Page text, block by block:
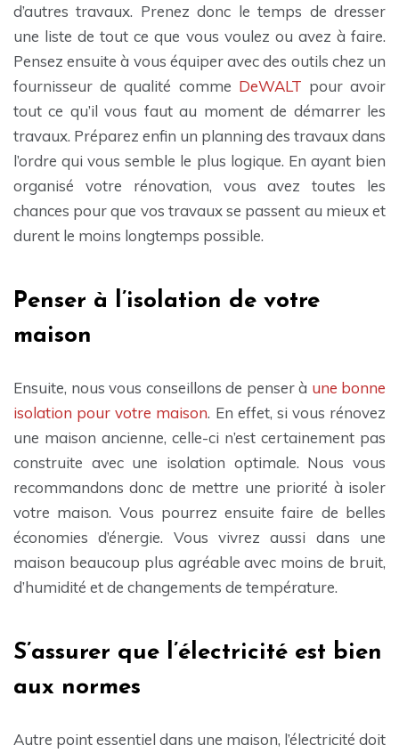
d’autres travaux. Prenez donc le temps de dresser
une liste de tout ce que vous voulez ou avez à faire.
Pensez ensuite à vous équiper avec des outils chez un
fournisseur de qualité comme DeWALT pour avoir
tout ce qu’il vous faut au moment de démarrer les
travaux. Préparez enfin un planning des travaux dans
l’ordre qui vous semble le plus logique. En ayant bien
organisé votre rénovation, vous avez toutes les
chances pour que vos travaux se passent au mieux et
durent le moins longtemps possible.
Penser à l’isolation de votre
maison
Ensuite, nous vous conseillons de penser à une bonne
isolation pour votre maison. En effet, si vous rénovez
une maison ancienne, celle-ci n’est certainement pas
construite avec une isolation optimale. Nous vous
recommandons donc de mettre une priorité à isoler
votre maison. Vous pourrez ensuite faire de belles
économies d’énergie. Vous vivrez aussi dans une
maison beaucoup plus agréable avec moins de bruit,
d’humidité et de changements de température.
S’assurer que l’électricité est bien
aux normes
Autre point essentiel dans une maison, l’électricité doit